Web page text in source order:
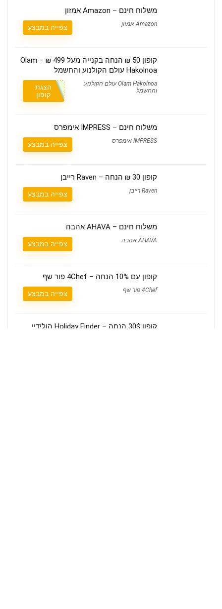
משלוח חינם – Amazon אמזון
Amazon אמזון צפייה במבצע
קופון 50 ₪ הנחה בקנייה מעל 499 ₪ – Olam
Hakolnoa עולם הקולנוע והחשמל
Olam Hakolnoa עולם הקולנוע
והחשמל
הצגת
קופון
משלוח חינם – IMPRESS אימפרס
IMPRESS אימפרס צפייה במבצע
קופון 30 ₪ הנחה – Raven רייבן
Raven רייבן צפייה במבצע
משלוח חינם – AHAVA אהבה
AHAVA אהבה צפייה במבצע
קופון עם 10% הנחה – 4Chef פור שף
4Chef פור שף צפייה במבצע
קופון 30$ הנחה – Holiday Finder הולידיי